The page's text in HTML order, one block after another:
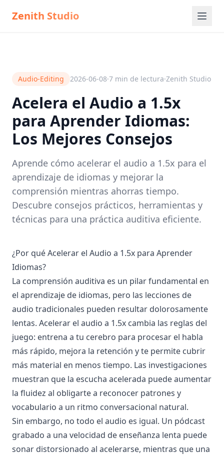
Zenith Studio
Audio-Editing 2026-06-08·7 min de lectura·Zenith Studio
Acelera el Audio a 1.5x
para Aprender Idiomas:
Los Mejores Consejos
Aprende cómo acelerar el audio a 1.5x para el
aprendizaje de idiomas y mejorar la
comprensión mientras ahorras tiempo.
Descubre consejos prácticos, herramientas y
técnicas para una práctica auditiva eficiente.
¿Por qué Acelerar el Audio a 1.5x para Aprender
Idiomas?
La comprensión auditiva es un pilar fundamental en
el aprendizaje de idiomas, pero las lecciones de
audio tradicionales pueden resultar dolorosamente
lentas. Acelerar el audio a 1.5x cambia las reglas del
juego: entrena a tu cerebro para procesar el habla
más rápido, mejora la retención y te permite cubrir
más material en menos tiempo. Las investigaciones
muestran que la escucha acelerada puede aumentar
la fluidez al obligarte a reconocer patrones y
vocabulario a un ritmo conversacional natural.
Sin embargo, no todo el audio es igual. Un pódcast
grabado a una velocidad de enseñanza lenta puede
sonar distorsionado al acelerarse, mientras que una